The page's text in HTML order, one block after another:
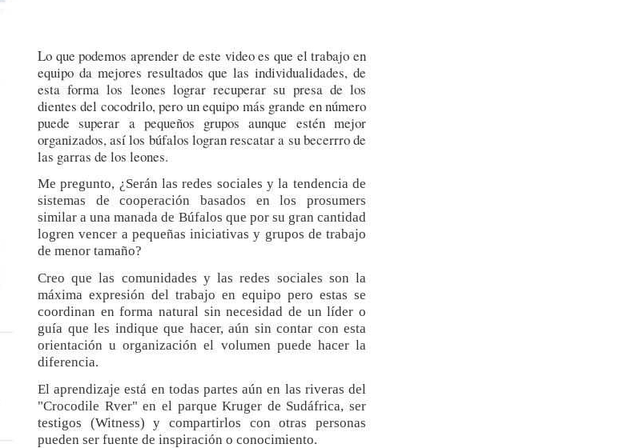
Lo que podemos aprender de este video es que el trabajo en
equipo da mejores resultados que las individualidades, de
esta forma los leones lograr recuperar su presa de los
dientes del cocodrilo, pero un equipo más grande en número
puede superar a pequeños grupos aunque estén mejor
organizados, así los búfalos logran rescatar a su becerrro de
las garras de los leones.
Me pregunto, ¿Serán las redes sociales y la tendencia de
sistemas de cooperación basados en los prosumers
similar a una manada de Búfalos que por su gran cantidad
logren vencer a pequeñas iniciativas y grupos de trabajo
de menor tamaño?
Creo que las comunidades y las redes sociales son la
máxima expresión del trabajo en equipo pero estas se
coordinan en forma natural sin necesidad de un líder o
guía que les indique que hacer, aún sin contar con esta
orientación u organización el volumen puede hacer la
diferencia.
El aprendizaje está en todas partes aún en las riveras del
"Crocodile Rver" en el parque Kruger de Sudáfrica, ser
testigos (Witness) y compartirlos con otras personas
pueden ser fuente de inspiración o conocimiento.